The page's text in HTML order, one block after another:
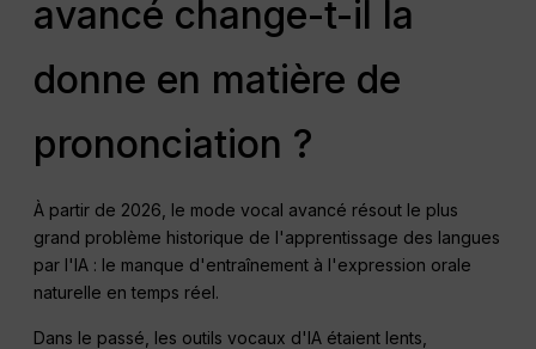
avancé change-t-il la
donne en matière de
prononciation ?
À partir de 2026, le mode vocal avancé résout le plus
grand problème historique de l'apprentissage des langues
par l'IA : le manque d'entraînement à l'expression orale
naturelle en temps réel.
Dans le passé, les outils vocaux d'IA étaient lents,